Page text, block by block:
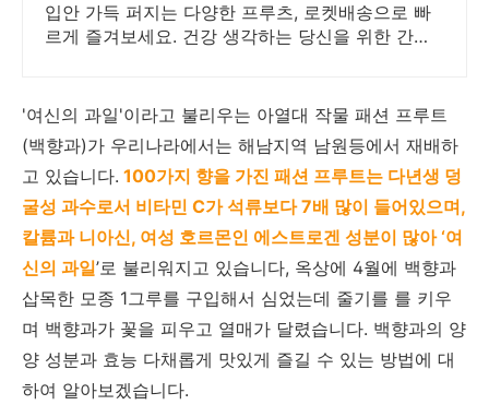
입안 가득 퍼지는 다양한 프루츠, 로켓배송으로 빠
르게 즐겨보세요. 건강 생각하는 당신을 위한 간식,
'여신의 과일'이라고 불리우는 아열대 작물 패션 프루트
(백향과)가 우리나라에서는 해남지역 남원등에서 재배하
고 있습니다. 100가지 향을 가진 패션 프루트는 다년생 덩
굴성 과수로서 비타민 C가 석류보다 7배 많이 들어있으며,
칼륨과 니아신, 여성 호르몬인 에스트로겐 성분이 많아 ‘여
신의 과일’로 불리워지고 있습니다, 옥상에 4월에 백향과
삽목한 모종 1그루를 구입해서 심었는데 줄기를 를 키우
며 백향과가 꽃을 피우고 열매가 달렸습니다. 백향과의 양
양 성분과 효능 다채롭게 맛있게 즐길 수 있는 방법에 대
하여 알아보겠습니다.